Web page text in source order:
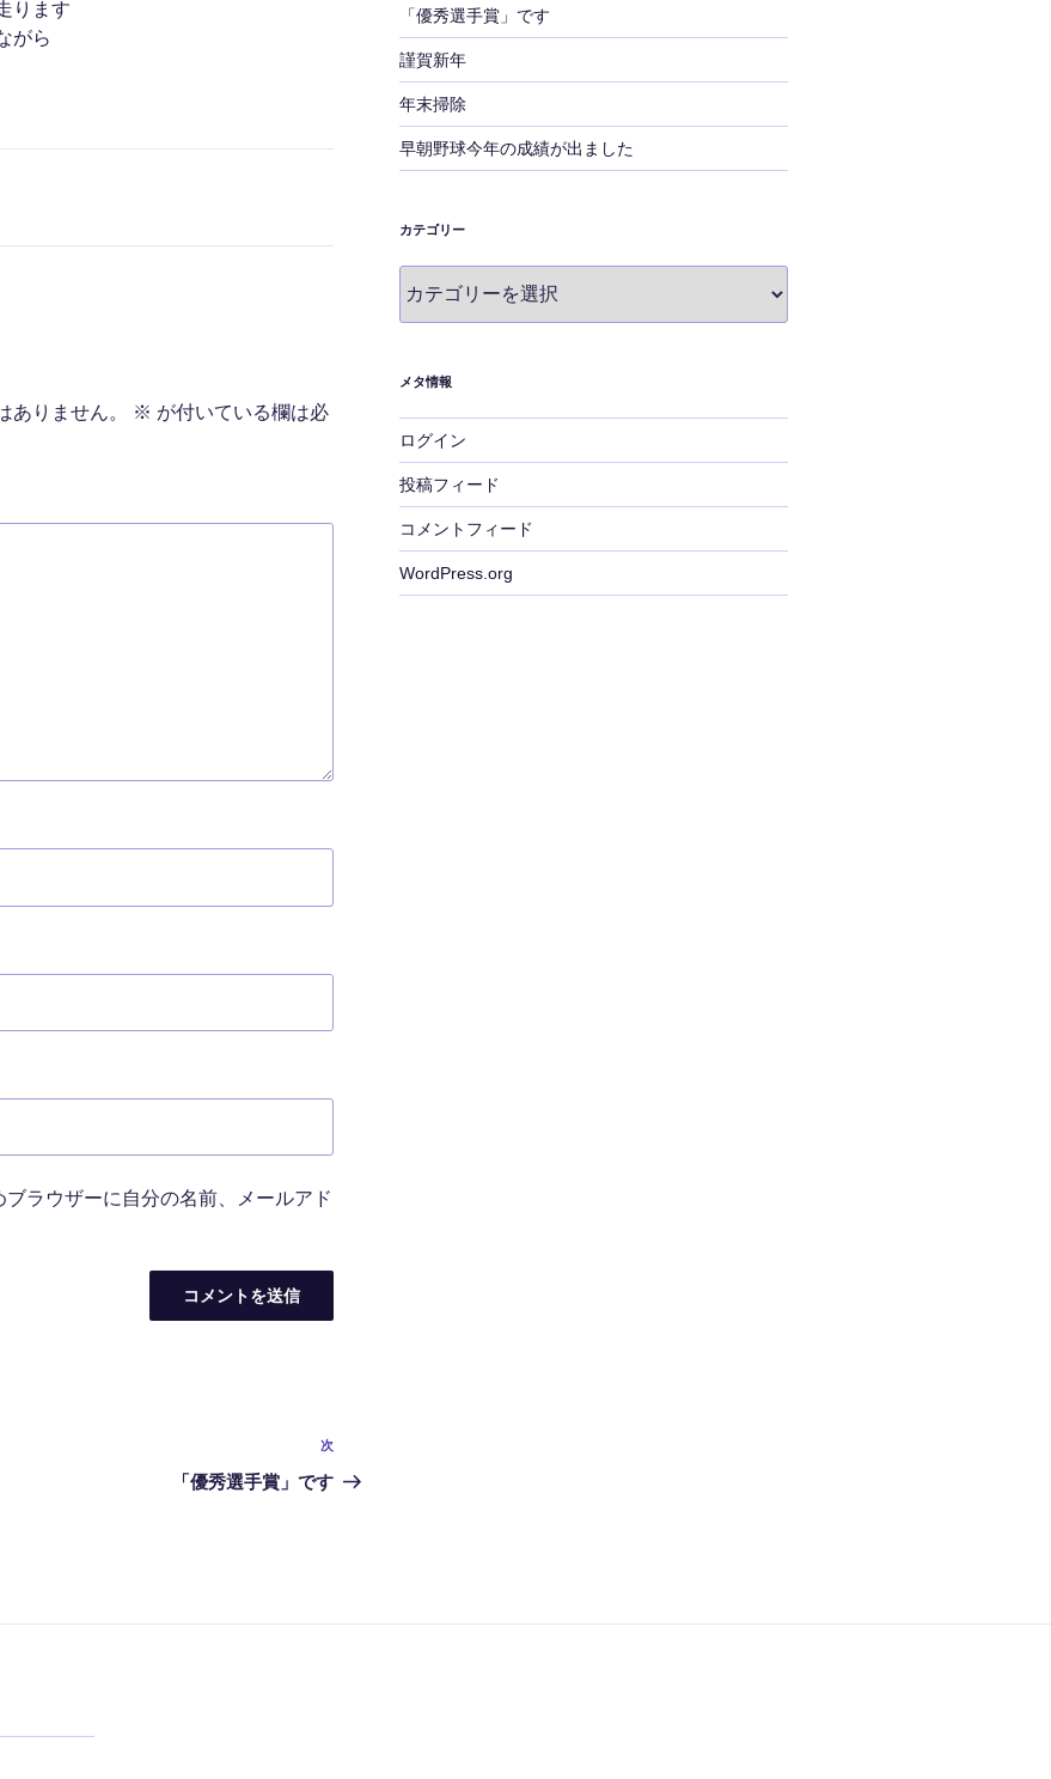
ります
がら
ありません。 ※ が付いている欄は必
ラウザーに自分の名前、メールアド
次
の
次
「優秀選手賞」です
「優秀選手賞」です
謹賀新年
年末掃除
早朝野球今年の成績が出ました
カテゴリー
テ
ー
メタ情報
ログイン
投稿フィード
コメントフィード
WordPress.org